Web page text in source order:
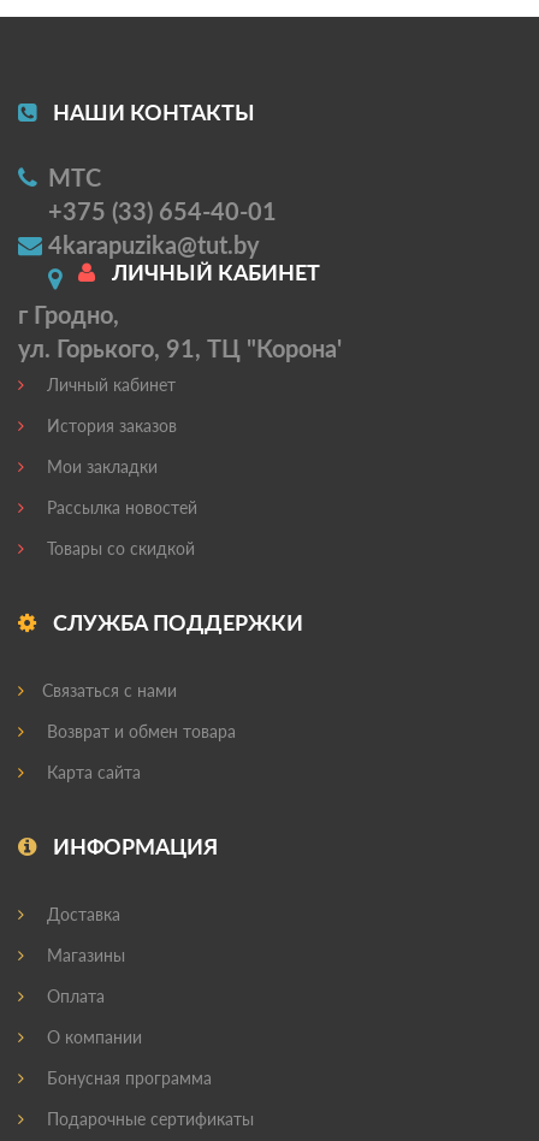
НАШИ КОНТАКТЫ
МТС
+375 (33) 654-40-01
4karapuzika@tut.by
г Гродно,
ул. Горького, 91, ТЦ "Корона'
ЛИЧНЫЙ КАБИНЕТ
Личный кабинет
История заказов
Мои закладки
Рассылка новостей
Товары со скидкой
СЛУЖБА ПОДДЕРЖКИ
Связаться с нами
Возврат и обмен товара
Карта сайта
ИНФОРМАЦИЯ
Доставка
Магазины
Оплата
О компании
Бонусная программа
Подарочные сертификаты